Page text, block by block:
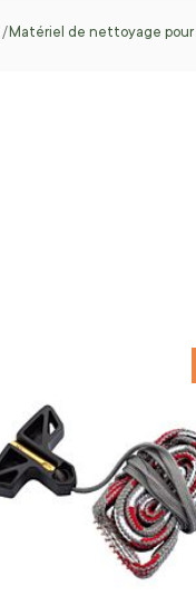
Matériel de nettoyage pour